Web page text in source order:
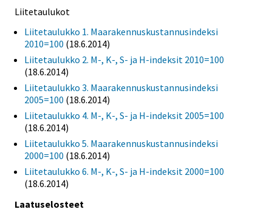
Liitetaulukot
Liitetaulukko 1. Maarakennuskustannusindeksi
2010=100 (18.6.2014)
Liitetaulukko 2. M-, K-, S- ja H-indeksit 2010=100
(18.6.2014)
Liitetaulukko 3. Maarakennuskustannusindeksi
2005=100 (18.6.2014)
Liitetaulukko 4. M-, K-, S- ja H-indeksit 2005=100
(18.6.2014)
Liitetaulukko 5. Maarakennuskustannusindeksi
2000=100 (18.6.2014)
Liitetaulukko 6. M-, K-, S- ja H-indeksit 2000=100
(18.6.2014)
Laatuselosteet